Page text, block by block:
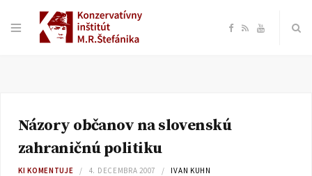
F R Y
Názory občanov na slovenskú
zahraničnú politiku
KI KOMENTUJE 4. DECEMBRA 2007 IVAN KUHN